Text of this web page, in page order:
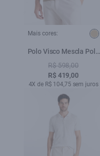
Mais cores:
Polo Visco Mescla Polo
Waffle Areia
R$ 598,00
R$ 419,00
4X de R$ 104,75 sem juros